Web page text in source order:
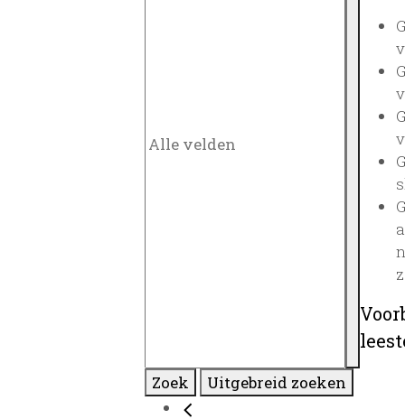
Zoek Uitgebreid zoeken